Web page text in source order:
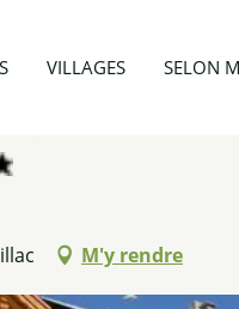
VILLAGES SELON
M'y rendre